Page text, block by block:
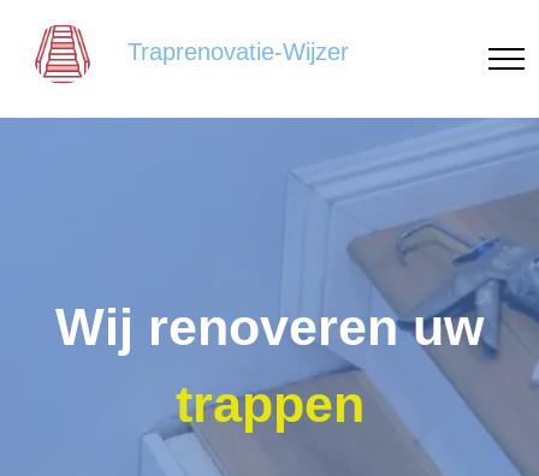
Traprenovatie-Wijzer
Wij renoveren uw
trappen